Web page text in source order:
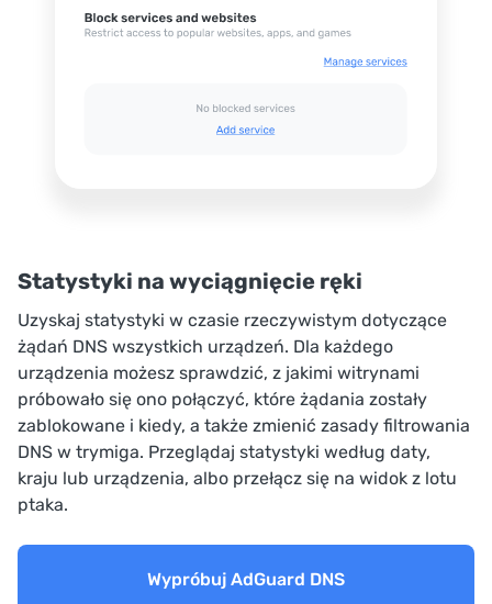
Statystyki na wyciągnięcie ręki
Uzyskaj statystyki w czasie rzeczywistym dotyczące
żądań DNS wszystkich urządzeń. Dla każdego
urządzenia możesz sprawdzić, z jakimi witrynami
próbowało się ono połączyć, które żądania zostały
zablokowane i kiedy, a także zmienić zasady filtrowania
DNS w trymiga. Przeglądaj statystyki według daty,
kraju lub urządzenia, albo przełącz się na widok z lotu
ptaka.
Wypróbuj AdGuard DNS